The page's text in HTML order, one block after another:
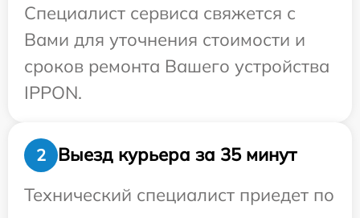
Специалист сервиса свяжется с
Вами для уточнения стоимости и
сроков ремонта Вашего устройства
IPPON.
2
Выезд курьера за 35 минут
Технический специалист приедет по